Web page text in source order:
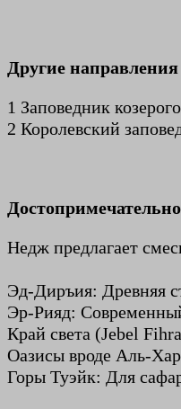
Другие направления
1 Заповедник
2 Королевский
Недж предлагает
Эд-Диръия: Древняя
Эр-Рияд:
Край света (Jebel
Оазисы вроде Аль-
Горы Туэйк: Для